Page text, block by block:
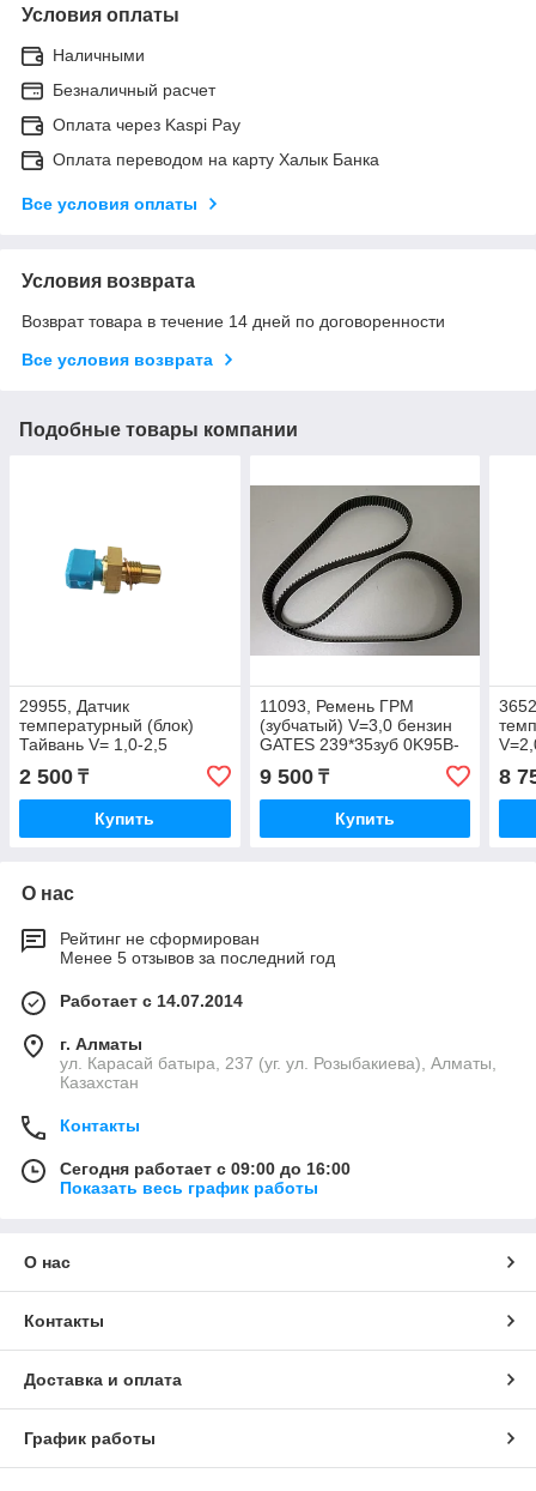
Условия оплаты
Наличными
Безналичный расчет
Оплата через Kaspi Pay
Оплата переводом на карту Халык Банка
Все условия оплаты
Условия возврата
Возврат товара в течение 14 дней по договоренности
Все условия возврата
Подобные товары компании
29955, Датчик
температурный (блок)
Тайвань V= 1,0-2,5
96815490
2 500 ₸
Купить
11093, Ремень ГРМ
(зубчатый) V=3,0 бензин
GATES 239*35зуб 0K95B-
9 500₸
Купить
8
О нас
Рейтинг не сформирован
Менее 5 отзывов за последний год
Работает с 14.07.2014
г. Алматы
ул. Карасай батыра, 237 (уг. ул. Розыбакиева), Алматы,
Казахстан
Контакты
Сегодня работает с 09:00 до 16:00
Показать весь график работы
О нас
Контакты
Доставка и оплата
График работы